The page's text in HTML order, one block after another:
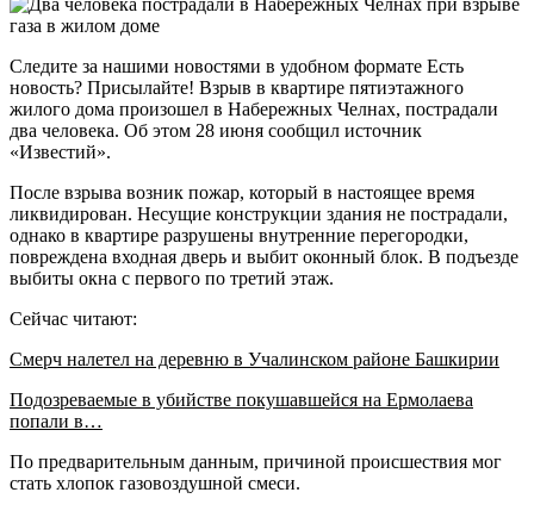
Следите за нашими новостями в удобном формате Есть
новость? Присылайте! Взрыв в квартире пятиэтажного
жилого дома произошел в Набережных Челнах, пострадали
два человека. Об этом 28 июня сообщил источник
«Известий».
После взрыва возник пожар, который в настоящее время
ликвидирован. Несущие конструкции здания не пострадали,
однако в квартире разрушены внутренние перегородки,
повреждена входная дверь и выбит оконный блок. В подъезде
выбиты окна с первого по третий этаж.
Сейчас читают:
Смерч налетел на деревню в Учалинском районе Башкирии
Подозреваемые в убийстве покушавшейся на Ермолаева
попали в…
По предварительным данным, причиной происшествия мог
стать хлопок газовоздушной смеси.